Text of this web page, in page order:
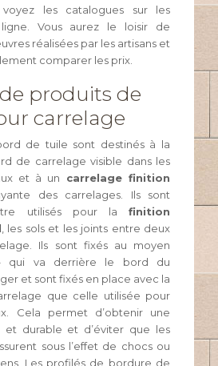
les catalogues sur les
Vous aurez le loisir de
réalisées par les artisans et
comparer les prix.
produits de
carrelage
de tuile sont destinés à la
de carrelage visible dans les
et à un carrelage finition
des carrelages. Ils sont
utilisés pour la finition
, les sols et les joints entre deux
Ils sont fixés au moyen
qui va derrière le bord du
et sont fixés en place avec la
que celle utilisée pour
Cela permet d’obtenir une
et durable et d’éviter que les
sous l’effet de chocs ou
Les profilés de bordure de